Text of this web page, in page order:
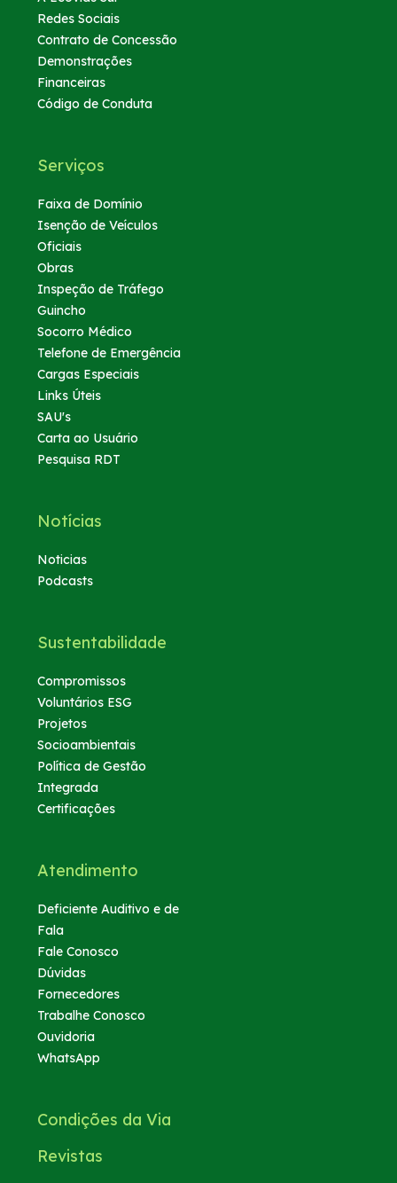
Redes Sociais
Contrato de Concessão
Demonstrações
Financeiras
Código de Conduta
Serviços
Faixa de Domínio
Isenção de Veículos
Oficiais
Obras
Inspeção de Tráfego
Guincho
Socorro Médico
Telefone de Emergência
Cargas Especiais
Links Úteis
SAU's
Carta ao Usuário
Pesquisa RDT
Notícias
Noticias
Podcasts
Sustentabilidade
Compromissos
Voluntários ESG
Projetos
Socioambientais
Política de Gestão
Integrada
Certificações
Atendimento
Deficiente Auditivo e de
Fala
Fale Conosco
Dúvidas
Fornecedores
Trabalhe Conosco
Ouvidoria
WhatsApp
Condições da Via
Revistas